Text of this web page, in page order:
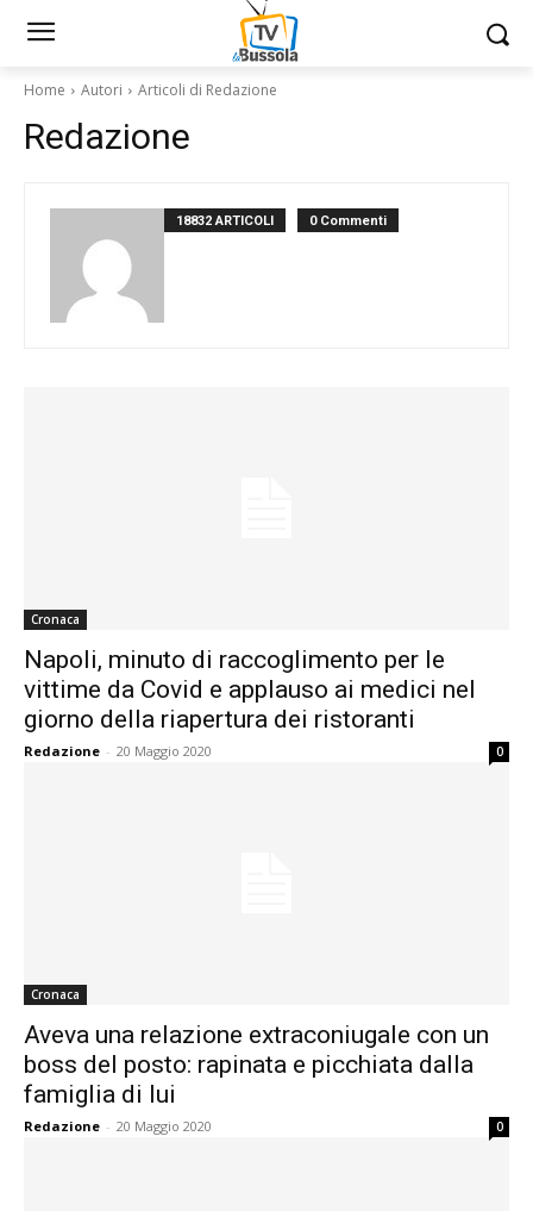
Home Autori Articoli di Redazione
Redazione
18832 ARTICOLI 0 Commenti
Cronaca
Napoli, minuto di raccoglimento per le
vittime da Covid e applauso ai medici nel
giorno della riapertura dei ristoranti
Redazione - 20 Maggio 2020 0
Cronaca
Aveva una relazione extraconiugale con un
boss del posto: rapinata e picchiata dalla
famiglia di lui
Redazione - 20 Maggio 2020 0